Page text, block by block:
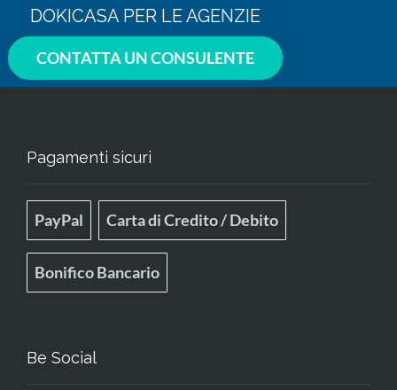
DOKICASA PER LE AGENZIE
CONTATTA UN CONSULENTE
Pagamenti sicuri
PayPal Carta di Credito / Debito
Bonifico Bancario
Be Social